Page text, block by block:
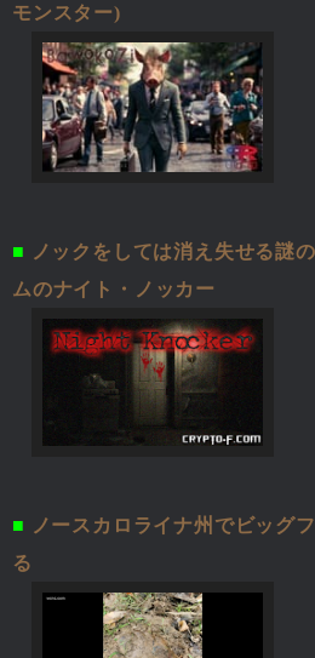
モンスター)
■
ノックをしては消え失せる謎
ムのナイト・ノッカー
■
ノースカロライナ州でビッグ
る